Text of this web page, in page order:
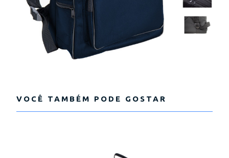
VOCÊ TAMBÉM PODE GOSTAR